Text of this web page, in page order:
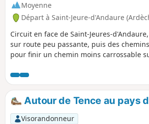
Moyenne
Départ à Saint-Jeure-d'Andaure
Circuit en face de Saint-Jeures-
sur route peu passante, puis des
pour finir un chemin moins carrossable
Autour de Tence au pays
Visorandonneur